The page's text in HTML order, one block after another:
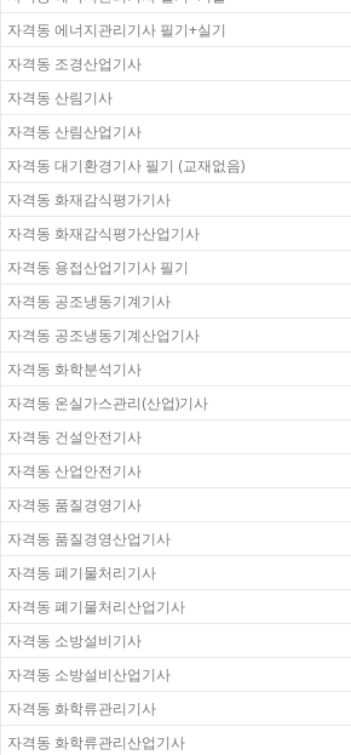
자격동 에너지관리기사 필기+실기
자격동 조경산업기사
자격동 산림기사
자격동 산림산업기사
자격동 대기환경기사 필기 (교재없음)
자격동 화재감식평가기사
자격동 화재감식평가산업기사
자격동 용접산업기기사 필기
자격동 공조냉동기계기사
자격동 공조냉동기계산업기사
자격동 화학분석기사
자격동 온실가스관리(산업)기사
자격동 건설안전기사
자격동 산업안전기사
자격동 품질경영기사
자격동 품질경영산업기사
자격동 폐기물처리기사
자격동 폐기물처리산업기사
자격동 소방설비기사
자격동 소방설비산업기사
자격동 화학류관리기사
자격동 화학류관리산업기사